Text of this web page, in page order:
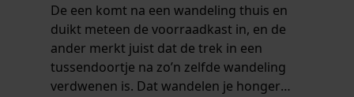
De een komt na een wandeling thuis en
duikt meteen de voorraadkast in, en de
ander merkt juist dat de trek in een
tussendoortje na zo’n zelfde wandeling
verdwenen is. Dat wandelen je honger